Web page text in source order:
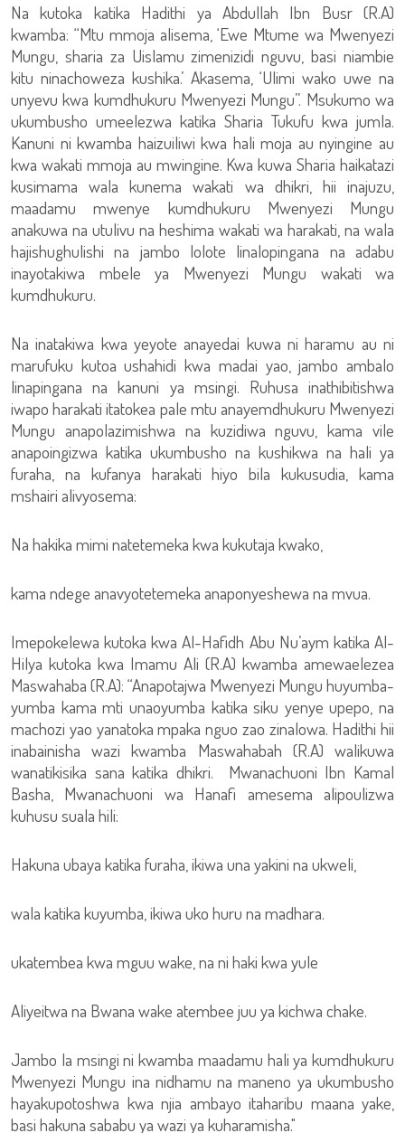
Na kutoka katika Hadithi ya Abdullah Ibn Busr (R.A)
kwamba: “Mtu mmoja alisema, ‘Ewe Mtume wa Mwenyezi
Mungu, sharia za Uislamu zimenizidi nguvu, basi niambie
kitu ninachoweza kushika.’ Akasema, ‘Ulimi wako uwe na
unyevu kwa kumdhukuru Mwenyezi Mungu”. Msukumo wa
ukumbusho umeelezwa katika Sharia Tukufu kwa jumla.
Kanuni ni kwamba haizuiliwi kwa hali moja au nyingine au
kwa wakati mmoja au mwingine. Kwa kuwa Sharia haikatazi
kusimama wala kunema wakati wa dhikri, hii inajuzu,
maadamu mwenye kumdhukuru Mwenyezi Mungu
anakuwa na utulivu na heshima wakati wa harakati, na wala
hajishughulishi na jambo lolote linalopingana na adabu
inayotakiwa mbele ya Mwenyezi Mungu wakati wa
kumdhukuru.
Na inatakiwa kwa yeyote anayedai kuwa ni haramu au ni
marufuku kutoa ushahidi kwa madai yao, jambo ambalo
linapingana na kanuni ya msingi. Ruhusa inathibitishwa
iwapo harakati itatokea pale mtu anayemdhukuru Mwenyezi
Mungu anapolazimishwa na kuzidiwa nguvu, kama vile
anapoingizwa katika ukumbusho na kushikwa na hali ya
furaha, na kufanya harakati hiyo bila kukusudia, kama
mshairi alivyosema:
Na hakika mimi natetemeka kwa kukutaja kwako,
kama ndege anavyotetemeka anaponyeshewa na mvua.
Imepokelewa kutoka kwa Al-Hafidh Abu Nu’aym katika Al-
Hilya kutoka kwa Imamu Ali (R.A) kwamba amewaelezea
Maswahaba (R.A): “Anapotajwa Mwenyezi Mungu huyumba-
yumba kama mti unaoyumba katika siku yenye upepo, na
machozi yao yanatoka mpaka nguo zao zinalowa. Hadithi hii
inabainisha wazi kwamba Maswahabah (R.A) walikuwa
wanatikisika sana katika dhikri. Mwanachuoni Ibn Kamal
Basha, Mwanachuoni wa Hanafi amesema alipoulizwa
kuhusu suala hili:
Hakuna ubaya katika furaha, ikiwa una yakini na ukweli,
wala katika kuyumba, ikiwa uko huru na madhara.
ukatembea kwa mguu wake, na ni haki kwa yule
Aliyeitwa na Bwana wake atembee juu ya kichwa chake.
Jambo la msingi ni kwamba maadamu hali ya kumdhukuru
Mwenyezi Mungu ina nidhamu na maneno ya ukumbusho
hayakupotoshwa kwa njia ambayo itaharibu maana yake,
basi hakuna sababu ya wazi ya kuharamisha."